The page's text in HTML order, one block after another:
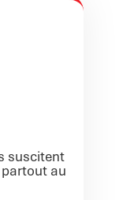
suscitent
au